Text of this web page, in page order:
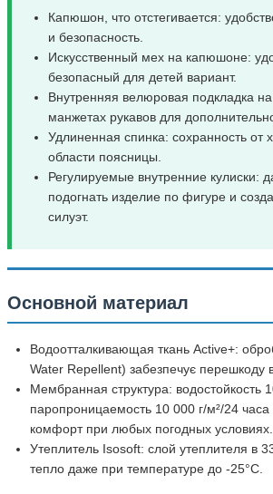
Капюшон, что отстегивается:
и безопасность.
Искусственный мех на капюшоне:
безопасный для детей вариант.
Внутренняя велюровая подкладка
манжетах рукавов для
Удлиненная спинка: сохранность от
области поясницы.
Регулируемые внутренние кулиски:
подогнать изделие по фигуре и
силуэт.
Основной материал
Водоотталкивающая ткань Active+:
Water Repellent) забезпечує перешкоду
Мембранная структура: водостойкость
паропроницаемость 10 000 г/м²/24 часа
комфорт при любых погодных условиях.
Утеплитель Isosoft: слой утеплителя в
тепло даже при температуре до -25°C.